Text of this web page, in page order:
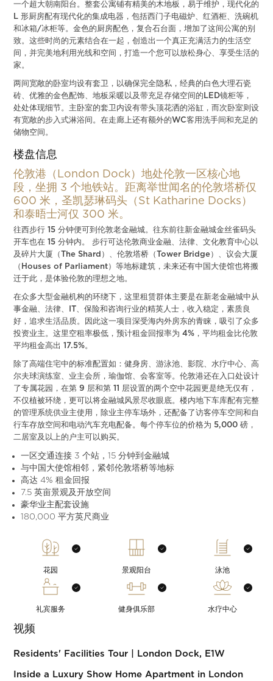
一个超大朝南阳台。整套公寓铺有精美的木地板，易于维护，现代化的
L 形厨房配有现代化的集成电器，包括西门子电磁炉、红酒柜、洗碗机
和冰箱/冰柜等。金色的厨房配色，复合石台面，增加了这间公寓的别
致。这些时尚的元素结合在一起，创造出一个真正充满活力的生活空
间，并完美地利用光线和空间，打造一个您可以放松身心、享受生活的
家。
两间宽敞的卧室均设有套卫，以确保完全隐私，经典的白色大理石瓷
砖、优雅的金色配饰、地板采暖以及带充足存储空间的LED镜柜等，
处处体现细节。主卧室的套卫内设有带头顶花洒的浴缸，而次卧室则设
有宽敞的步入式淋浴间。在走廊上还有额外的WC客用洗手间和充足的
储物空间。
楼盘信息
伦敦港（London Dock）地处伦敦一区核心地
段，坐拥 3 个地铁站。距离举世闻名的伦敦塔桥仅
600 米，圣凯瑟琳码头（St Katharine Docks）
和泰晤士河仅 300 米。
往西步行 15 分钟便可到伦敦老金融城。往东前往新金融城金丝雀码头
开车也在 15 分钟内。 步行可达伦敦商业金融、法律、文化教育中心以
及碎片大厦（The Shard）、伦敦塔桥（Tower Bridge）、议会大厦
（Houses of Parliament）等地标建筑，未来还有中国大使馆也将搬
迁于此，是体验伦敦的理想之地。
在众多大型金融机构的环绕下，这里租赁群体主要是在新老金融城中从
事金融、法律、IT、保险和咨询行业的精英人士，收入稳定，素质良
好，追求生活品质。因此这一项目深受海内外房东的青睐，吸引了众多
投资业主。这里空租率极低，预计租金回报率为 4%，平均租金比伦敦
平均租金高出 17.5%。
除了高端住宅中的标准配置如：健身房、游泳池、影院、水疗中心、高
尔夫球演练室、业主会所，瑜伽馆、会客室等。伦敦港还在入口处设计
了专属花园，在第 9 层和第 11 层设置的两个空中花园更是绝无仅有，
不仅植被环绕，更可以将金融城风景尽收眼底。楼内地下车库配有完整
的管理系统供业主使用，除业主停车场外，还配备了访客停车空间和自
行车存放空间和电动汽车充电配备。每个停车位的价格为 5,000 磅，
二居室及以上的户主可以购买。
一区交通连接 3 个站，15 分钟到金融城
与中国大使馆相邻，紧邻伦敦塔桥等地标
高达 4% 租金回报
7.5 英亩景观及开放空间
豪华业主配套设施
180,000 平方英尺商业
花园 景观阳台 泳池
礼宾服务 健身俱乐部 水疗中心
视频
Residents' Facilities Tour | London Dock, E1W
Inside a Luxury Show Home Apartment in London